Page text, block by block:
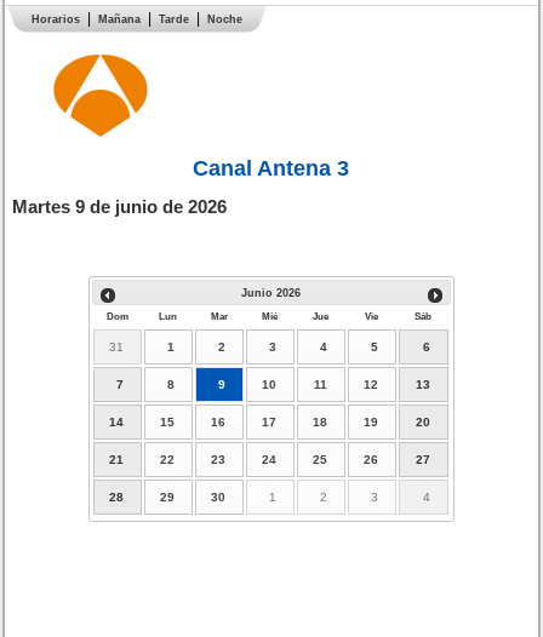
Horarios Mañana Tarde Noche
Canal Antena 3
Martes 9 de junio de 2026
Junio 2026
Dom Lun Mar Mié Jue Vie Sáb
31 1 2 3 4 5 6
7 8 9 10 11 12 13
14 15 16 17 18 19 20
21 22 23 24 25 26 27
28 29 30 1 2 3 4